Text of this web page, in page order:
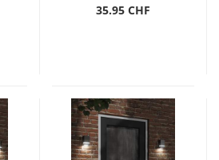
35.95 CHF